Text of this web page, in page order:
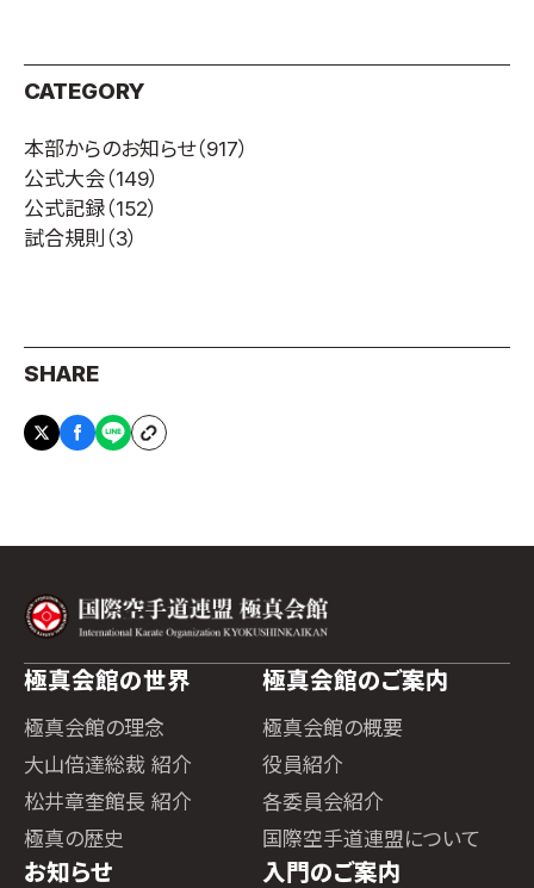
日本語
CATEGORY
本部からのお知らせ（917）
公式大会（149）
公式記録（152）
試合規則 （3）
SHARE
極真会館の世界
極真会館の理念
大山倍達総裁 紹介
松井章奎館長 紹介
極真の歴史
極真会館のご案内
極真会館の概要
役員紹介
各委員会紹介
国際空手道連盟について
お知らせ 入門のご案内